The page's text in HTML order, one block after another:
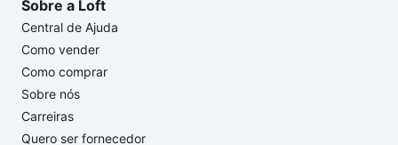
Sobre a Loft
Central de Ajuda
Como vender
Como comprar
Sobre nós
Carreiras
Quero ser fornecedor